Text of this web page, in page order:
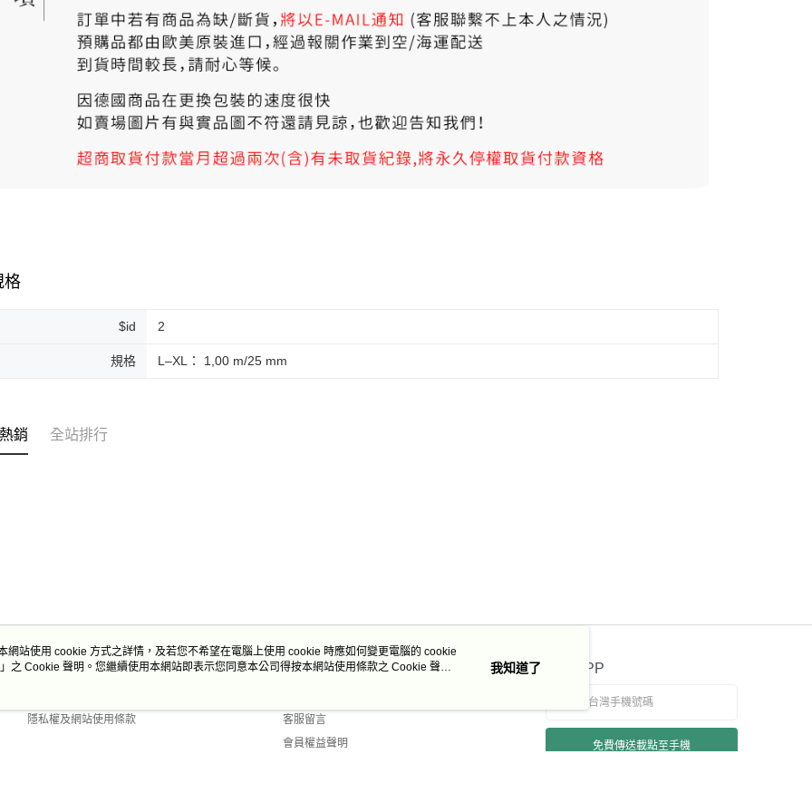
格
$id 2
規格 L–XL： 1,00 m/25 mm
銷 全站排行
關於我們
隱私權及網站使用條款
客服資訊
客服留言
會員權益聲明
官方APP
免費傳送載點至手機
網站使用 cookie 方式之詳情，及若您不希望在電腦上使用 cookie 時應如何變更電腦的 cookie
」之 Cookie 聲明。您繼續使用本網站即表示您同意本公司得按本網站使用條款之 Cookie 聲明
我知道了